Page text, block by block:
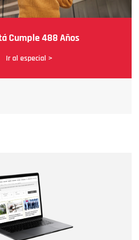
Cumple 488 Años
Ir al especial >